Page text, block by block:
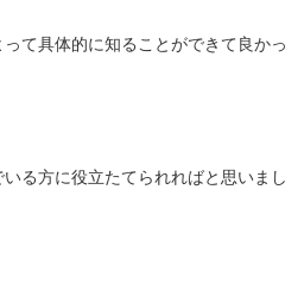
て具体的に知ることができて良かっ
る方に役立たてられればと思いまし